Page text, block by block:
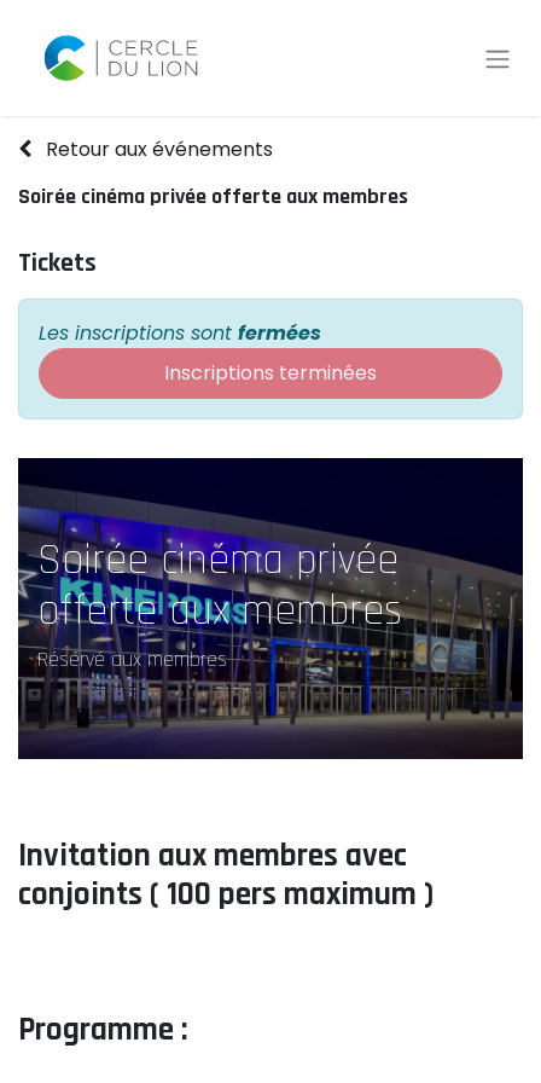
Retour aux événements
Soirée cinéma privée offerte aux membres
Tickets
Les inscriptions sont fermées
Inscriptions terminées
Soirée cinéma privée
offerte aux membres
Réservé aux membres
Invitation aux membres avec
conjoints ( 100 pers maximum )
Programme :